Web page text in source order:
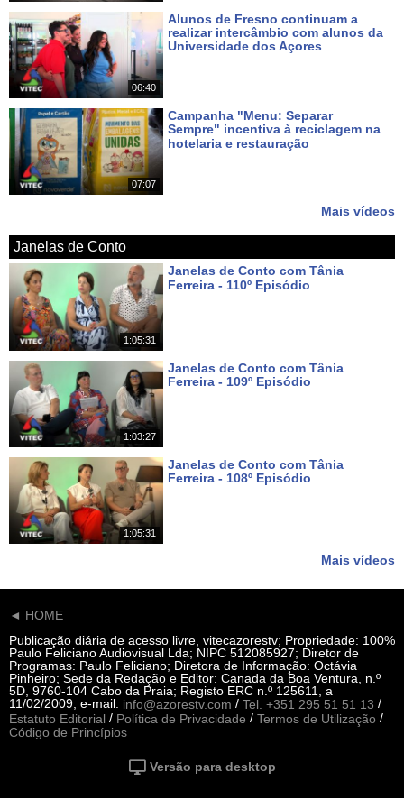
06:40
Alunos de Fresno continuam a
realizar intercâmbio com alunos da
Universidade dos Açores
07:07
Campanha "Menu: Separar
Sempre" incentiva à reciclagem na
hotelaria e restauração
Mais vídeos
Janelas de Conto
1:05:31
Janelas de Conto com Tânia
Ferreira - 110º Episódio
1:03:27
Janelas de Conto com Tânia
Ferreira - 109º Episódio
1:05:31
Janelas de Conto com Tânia
Ferreira - 108º Episódio
Mais vídeos
◄ HOME
Publicação diária de acesso livre, vitecazorestv; Propriedade: 100%
Paulo Feliciano Audiovisual Lda; NIPC 512085927; Diretor de
Programas: Paulo Feliciano; Diretora de Informação: Octávia
Pinheiro; Sede da Redação e Editor: Canada da Boa Ventura, n.º
5D, 9760-104 Cabo da Praia; Registo ERC n.º 125611, a
11/02/2009; e-mail: info@azorestv.com / Tel. +351 295 51 51 13 /
Estatuto Editorial / Política de Privacidade / Termos de Utilização /
Código de Princípios
Versão para desktop